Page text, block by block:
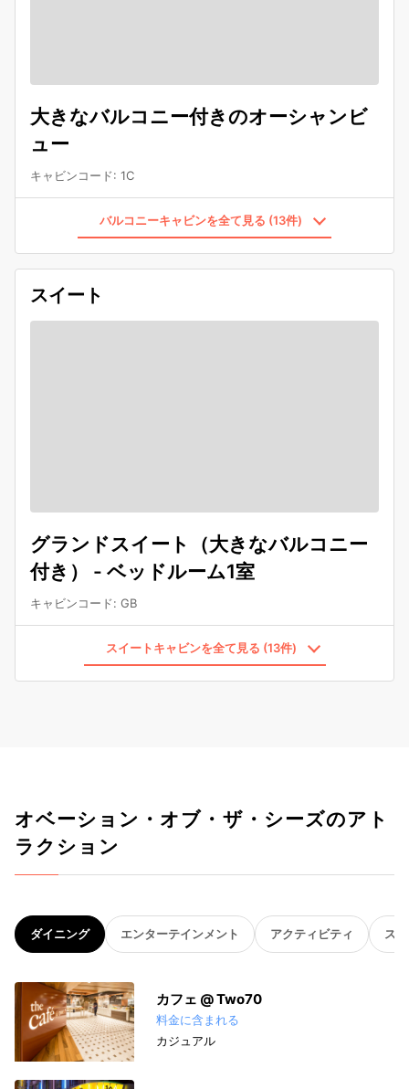
大きなバルコニー付きのオーシャンビ
ュー
キャビンコード: 1C
バルコニーキャビンを全て見る (13件)
スイート
グランドスイート（大きなバルコニー
付き） - ベッドルーム1室
キャビンコード: GB
スイートキャビンを全て見る (13件)
オベーション・オブ・ザ・シーズのアト
ラクション
ダイニング エンターテインメント アクティビティ ス
カフェ @ Two70
料金に含まれる
カジュアル